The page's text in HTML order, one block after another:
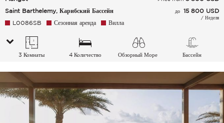
Saint Barthelemy, Карибский Бассейн
до 15 800 USD
/ Неделя
L0086SB Сезонная аренда Вилла
3 Комнаты
4 Количество
Обзорный Море Бассейн